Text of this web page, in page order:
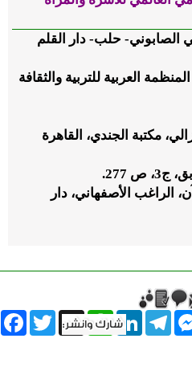
الصابوني- حلب- دار القلم
العربية للتربية والثقافة
مكتبة الجندي، القاهرة
ص 277.
الراغب الأصفهاني، دار
Twitter X
WhatsAppLinkedInTelegram